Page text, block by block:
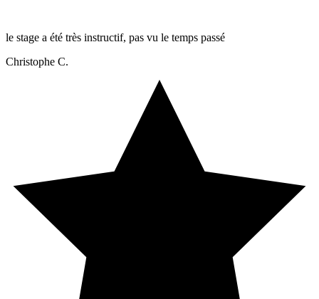
le stage a été très instructif, pas vu le temps passé
Christophe C.